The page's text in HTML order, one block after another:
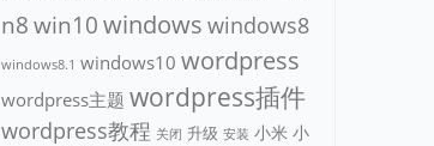
n8win10windows windows8
windows8.1 windows10 wordpress
wordpress主题 wordpress插件
wordpress教程 关闭 升级 安装 小米 小